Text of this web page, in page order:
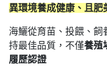
異環境養成健康、且肥
海鱺從育苗、投餵、飼
持最佳品質，不僅養殖
履歷認證